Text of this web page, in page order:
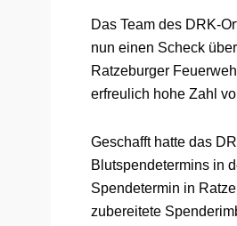
Das Team des DRK-
nun einen Scheck
Ratzeburger
erfreulich hohe Zahl
Geschafft hatte das
Blutspendetermins in
Spendetermin in
zubereitete